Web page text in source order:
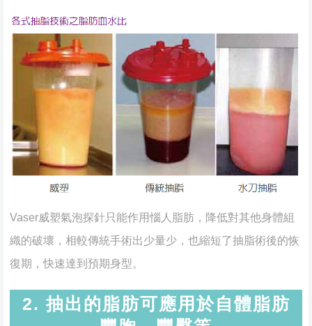
Vaser威塑氣泡探針只能作用惱人脂肪，降低對其他身體組
織的破壞，相較傳統手術出少量少，也縮短了抽脂術後的恢
復期，快速達到預期身型。
2. 抽出的脂肪可應用於自體脂肪